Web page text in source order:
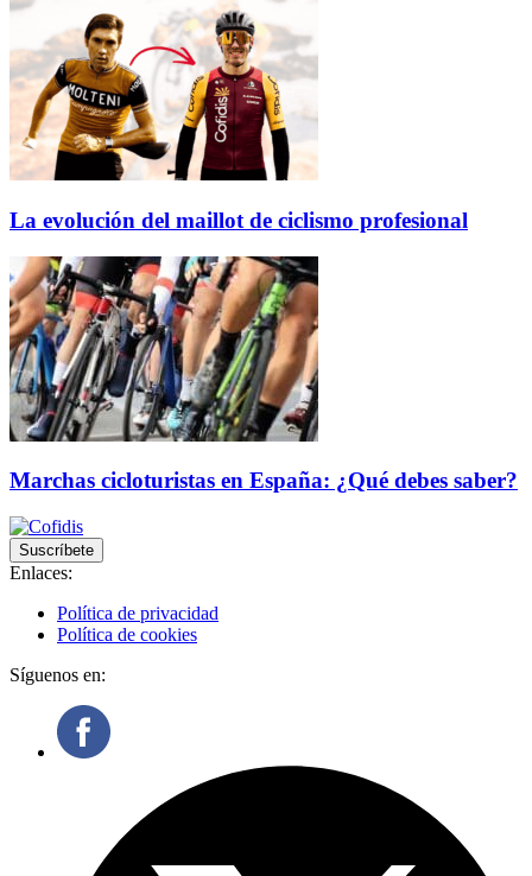
La evolución del maillot de ciclismo profesional
Marchas cicloturistas en España: ¿Qué debes saber?
Suscríbete
Enlaces:
Política de privacidad
Política de cookies
Síguenos en: